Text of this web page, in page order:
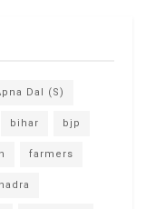
Dal (S)
bihar bjp
farmers